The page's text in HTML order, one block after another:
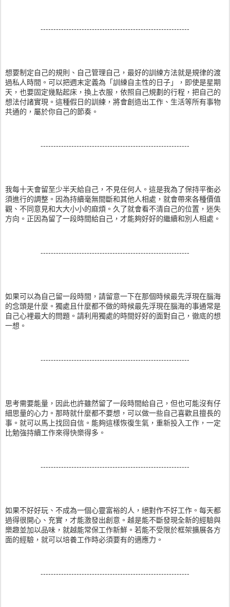
----------------------------------------------------------
想要制定自己的規則、自己管理自己，最好的訓練方法就是規律的渡
過私人時間。可以把週末定義為「訓練自主性的日子」，即使是星期
天，也要固定幾點起床，換上衣服，依照自己規劃的行程，把自己的
想法付諸實現。這種假日的訓練，將會創造出工作、生活等所有事物
共通的，屬於你自己的節奏。
----------------------------------------------------------
我每十天會留至少半天給自己，不見任何人。這是我為了保持平衡必
須進行的調整。因為持續毫無間斷和其他人相處，就會帶來各種價值
觀、不同意見和大大小小的麻煩。久了就會看不清自己的位置，迷失
方向。正因為留了一段時間給自己，才能夠好好的繼續和別人相處。
----------------------------------------------------------
如果可以為自己留一段時間，請留意一下在那個時候最先浮現在腦海
的念頭是什麼。獨處且什麼都不做的時候最先浮現在腦海的事通常是
自己心裡最大的問題。請利用獨處的時間好好的面對自己，徹底的想
一想。
----------------------------------------------------------
思考需要能量，因此也許雖然留了一段時間給自己，但也可能沒有仔
細思量的心力。那時就什麼都不要想，可以做一些自己喜歡且擅長的
事。就可以馬上找回自信。能夠這樣恢復生氣，重新投入工作，一定
比勉強持續工作來得快樂得多。
----------------------------------------------------------
如果不好好玩、不成為一個心靈富裕的人，絕對作不好工作。每天都
過得很開心、充實，才能激發出創意。越是能不斷發現全新的經驗與
樂趣並加以品味，就越能常保工作新鮮。若能不受限於框架擴展各方
面的經驗，就可以培養工作時必須要有的適應力。
----------------------------------------------------------